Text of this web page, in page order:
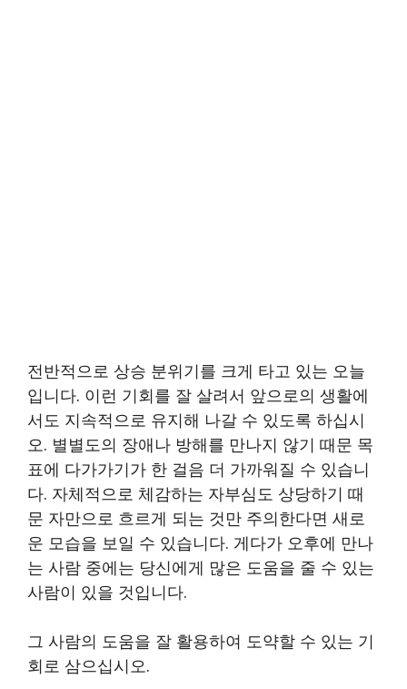
전반적으로 상승 분위기를 크게 타고 있는 오늘
입니다. 이런 기회를 잘 살려서 앞으로의 생활에
서도 지속적으로 유지해 나갈 수 있도록 하십시
오. 별별도의 장애나 방해를 만나지 않기 때문 목
표에 다가가기가 한 걸음 더 가까워질 수 있습니
다. 자체적으로 체감하는 자부심도 상당하기 때
문 자만으로 흐르게 되는 것만 주의한다면 새로
운 모습을 보일 수 있습니다. 게다가 오후에 만나
는 사람 중에는 당신에게 많은 도움을 줄 수 있는
사람이 있을 것입니다.
그 사람의 도움을 잘 활용하여 도약할 수 있는 기
회로 삼으십시오.